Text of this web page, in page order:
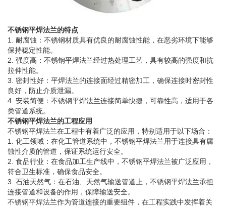
不锈钢平焊法兰的特点
1. 耐腐蚀：不锈钢材质具有优良的耐腐蚀性能，在恶劣环境下能够
保持稳定性能。
2. 强度高：不锈钢平焊法兰经过热处理工艺，具有较高的强度和抗
拉伸性能。
3. 密封性好：平焊法兰的连接面经过精密加工，确保连接时密封性
良好，防止介质泄漏。
4. 安装简便：不锈钢平焊法兰连接简单快捷，可靠性高，适用于各
类管道系统。
不锈钢平焊法兰的工程应用
不锈钢平焊法兰在工程中有着广泛的应用，特别适用于以下场合：
1. 化工领域：在化工管道系统中，不锈钢平焊法兰用于连接具有腐
蚀性介质的管道，保证系统运行安全。
2. 食品行业：在食品加工生产线中，不锈钢平焊法兰被广泛应用，
符合卫生标准，确保食品安全。
3. 石油天然气：在石油、天然气输送管道上，不锈钢平焊法兰承担
连接管道和设备的作用，保障输送安全。
不锈钢平焊法兰作为管道连接的重要组件，在工程实践中发挥着关